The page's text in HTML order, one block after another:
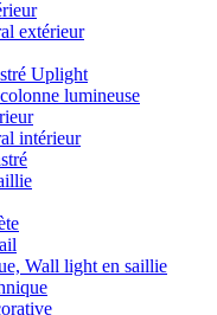
extérieur
Uplight
lumineuse
intérieur
Wall light en saillie